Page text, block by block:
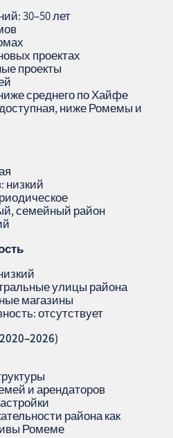
30–50 лет
проектах
проекты
среднего по Хайфе
ниже Ромемы и
низкий
семейный район
улицы района
магазины
отсутствует
и арендаторов
района как
Ромеме